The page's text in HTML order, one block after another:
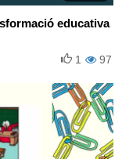
educativa
97
1